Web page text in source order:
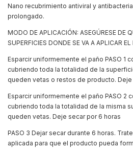
Nano recubrimiento antiviral y
prolongado.
MODO DE APLICACIÓN: ASEGÚRESE DE
SUPERFICIES DONDE SE VA A APLICAR
Esparcir uniformemente el paño PASO 1
cubriendo toda la totalidad de la
queden vetas o restos de producto.
Esparcir uniformemente el paño PASO 2
cubriendo toda la totalidad de la misma
queden vetas. Deje secar por 6 horas
PASO 3 Dejar secar durante 6 horas.
aplicada para que el producto pueda